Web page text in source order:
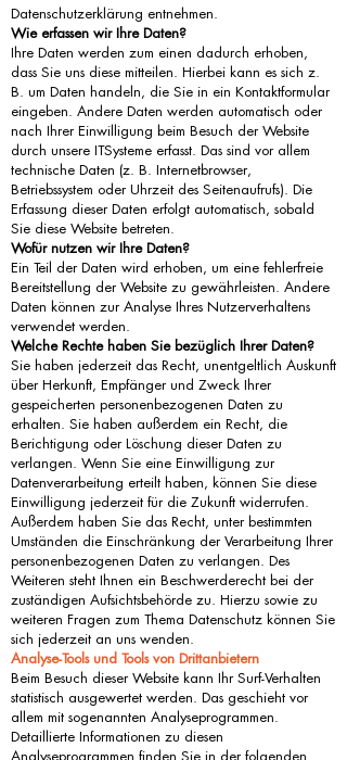
Datenschutzerklärung entnehmen.
Wie erfassen wir Ihre Daten?
Ihre Daten werden zum einen dadurch erhoben,
dass Sie uns diese mitteilen. Hierbei kann es sich z.
B. um Daten handeln, die Sie in ein Kontaktformular
eingeben. Andere Daten werden automatisch oder
nach Ihrer Einwilligung beim Besuch der Website
durch unsere ITSysteme erfasst. Das sind vor allem
technische Daten (z. B. Internetbrowser,
Betriebssystem oder Uhrzeit des Seitenaufrufs). Die
Erfassung dieser Daten erfolgt automatisch, sobald
Sie diese Website betreten.
Wofür nutzen wir Ihre Daten?
Ein Teil der Daten wird erhoben, um eine fehlerfreie
Bereitstellung der Website zu gewährleisten. Andere
Daten können zur Analyse Ihres Nutzerverhaltens
verwendet werden.
Welche Rechte haben Sie bezüglich Ihrer Daten?
Sie haben jederzeit das Recht, unentgeltlich Auskunft
über Herkunft, Empfänger und Zweck Ihrer
gespeicherten personenbezogenen Daten zu
erhalten. Sie haben außerdem ein Recht, die
Berichtigung oder Löschung dieser Daten zu
verlangen. Wenn Sie eine Einwilligung zur
Datenverarbeitung erteilt haben, können Sie diese
Einwilligung jederzeit für die Zukunft widerrufen.
Außerdem haben Sie das Recht, unter bestimmten
Umständen die Einschränkung der Verarbeitung Ihrer
personenbezogenen Daten zu verlangen. Des
Weiteren steht Ihnen ein Beschwerderecht bei der
zuständigen Aufsichtsbehörde zu. Hierzu sowie zu
weiteren Fragen zum Thema Datenschutz können Sie
sich jederzeit an uns wenden.
Analyse-Tools und Tools von Drittanbietern
Beim Besuch dieser Website kann Ihr Surf-Verhalten
statistisch ausgewertet werden. Das geschieht vor
allem mit sogenannten Analyseprogrammen.
Detaillierte Informationen zu diesen
Analyseprogrammen finden Sie in der folgenden